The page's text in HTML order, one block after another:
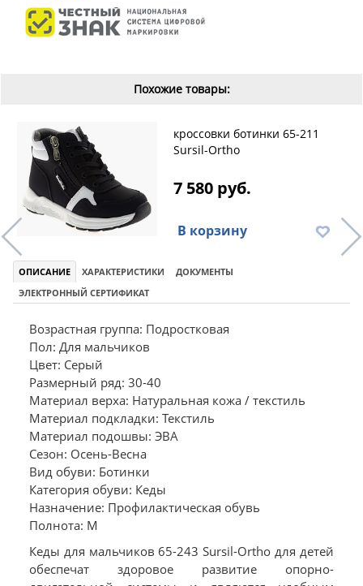
Похожие товары:
кроссовки ботинки 65-211
Sursil-Ortho
7 580 руб.
В корзину
ОПИСАНИЕ ХАРАКТЕРИСТИКИ
ДОКУМЕНТЫ
ЭЛЕКТРОННЫЙ СЕРТИФИКАТ
Возрастная группа: Подростковая
Пол: Для мальчиков
Цвет: Серый
Размерный ряд: 30-40
Материал верха: Натуральная кожа / текстиль
Материал подкладки: Текстиль
Материал подошвы: ЭВА
Сезон: Осень-Весна
Вид обуви: Ботинки
Категория обуви: Кеды
Назначение: Профилактическая обувь
Полнота: M
Кеды для мальчиков 65-243 Sursil-Ortho для детей
обеспечат здоровое развитие опорно-